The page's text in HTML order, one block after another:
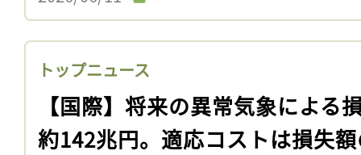
トップニュース
【国際】将来の異常気象による
約142兆円。適応コストは損失